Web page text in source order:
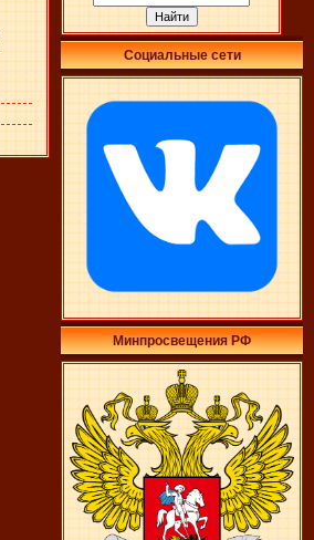
Социальные сети
Минпросвещения РФ